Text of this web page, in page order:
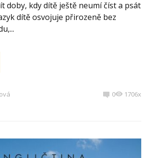
doby, kdy dítě ještě neumí číst a psát
dítě osvojuje přirozeně bez
0 1706x